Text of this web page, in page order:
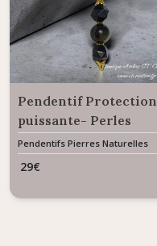
Pendentif Protection
puissante- Perles
Obsidienne
Pendentifs Pierres Naturelles
Gemme
29€